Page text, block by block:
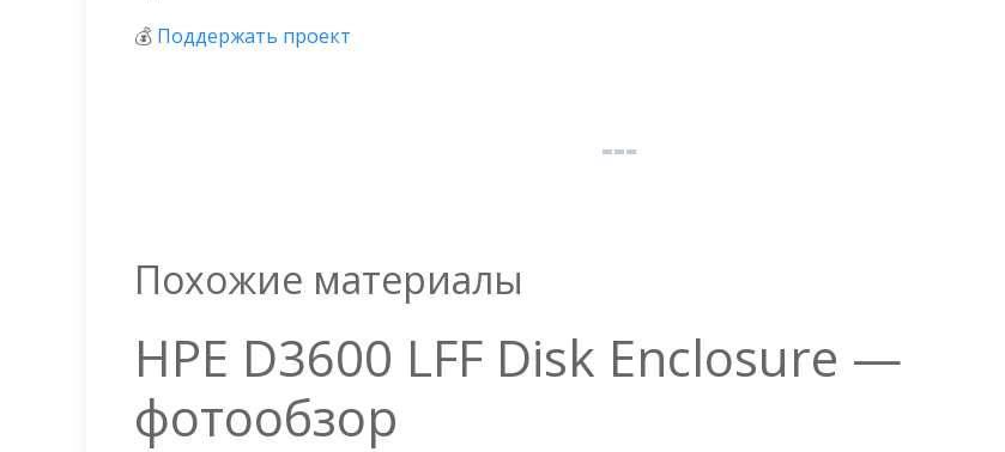
💰 Поддержать проект
Похожие материалы
HPE D3600 LFF Disk Enclosure —
фотообзор